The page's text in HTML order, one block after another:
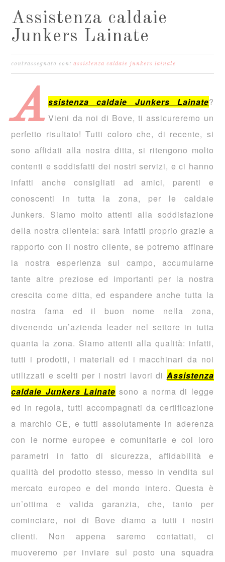
Assistenza caldaie
Junkers Lainate
contrassegnato con:assistenza caldaie junkers lainate
A ssistenza caldaie Junkers Lainate?
Vieni da noi di Bove, ti assicureremo un
perfetto risultato! Tutti coloro che, di recente, si
sono affidati alla nostra ditta, si ritengono molto
contenti e soddisfatti dei nostri servizi, e ci hanno
infatti anche consigliati ad amici, parenti e
conoscenti in tutta la zona, per le caldaie
Junkers. Siamo molto attenti alla soddisfazione
della nostra clientela: sarà infatti proprio grazie a
rapporto con il nostro cliente, se potremo affinare
la nostra esperienza sul campo, accumularne
tante altre preziose ed importanti per la nostra
crescita come ditta, ed espandere anche tutta la
nostra fama ed il buon nome nella zona,
divenendo un’azienda leader nel settore in tutta
quanta la zona. Siamo attenti alla qualità: infatti,
tutti i prodotti, i materiali ed i macchinari da noi
utilizzati e scelti per i nostri lavori di Assistenza
caldaie Junkers Lainate sono a norma di legge
ed in regola, tutti accompagnati da certificazione
a marchio CE, e tutti assolutamente in aderenza
con le norme europee e comunitarie e coi loro
parametri in fatto di sicurezza, affidabilità e
qualità del prodotto stesso, messo in vendita sul
mercato europeo e del mondo intero. Questa è
un’ottima e valida garanzia, che, tanto per
cominciare, noi di Bove diamo a tutti i nostri
clienti. Non appena saremo contattati, ci
muoveremo per inviare sul posto una squadra